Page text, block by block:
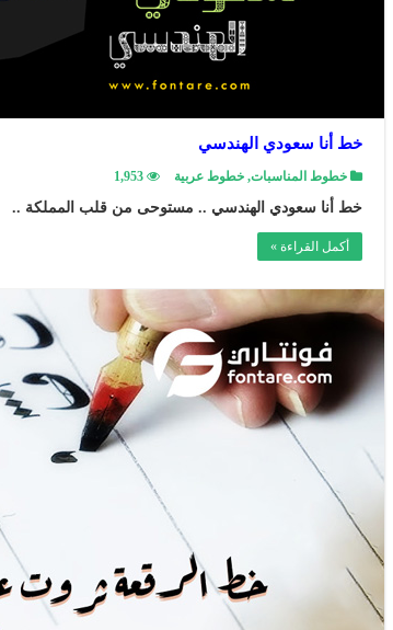
خط أنا سعودي الهندسي
خطوط المناسبات, خطوط عربية 1,953
خط أنا سعودي الهندسي .. مستوحى من قلب المملكة ..
أكمل القراءة »